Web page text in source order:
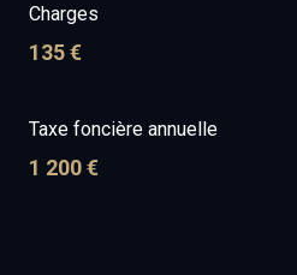
Charges
135 €
Taxe foncière annuelle
1 200 €